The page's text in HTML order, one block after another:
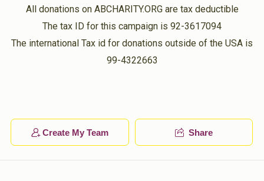
אברהם יצחק קאהןיוסף שאול גאטליעב
1 year ago $100.00
מעכיל פריינד
דוד גאטליעב
1 year ago $18.00
All donations on ABCHARITY.ORG are tax deductible
The tax ID for this campaign is 92-3617094
The international Tax id for donations outside of the USA is
99-4322663
Create My Team Share